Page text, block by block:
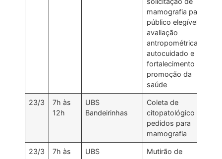
mamografia para
público elegível,
avaliação
antropométrica,
autocuidado e
fortalecimento de
promoção da
saúde
23/3
7h às
12h
UBS
Bandeirinhas
Coleta de
citopatológico e
pedidos para
mamografia
23/3
7h às
UBS
Mutirão de